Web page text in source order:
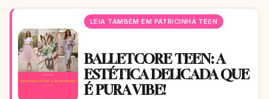
LEIA TAMBÉM EM PATRICINHA TEEN
BALLETCORE TEEN: A
ESTÉTICA DELICADA QUE
É PURA VIBE!